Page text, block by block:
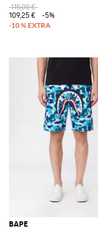
115,00 €
109,25 €
-5%
BAPE